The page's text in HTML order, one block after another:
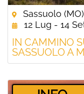
Sassuolo (MO)
12 Lug - 14
IN CAMMINO
SASSUOLO A